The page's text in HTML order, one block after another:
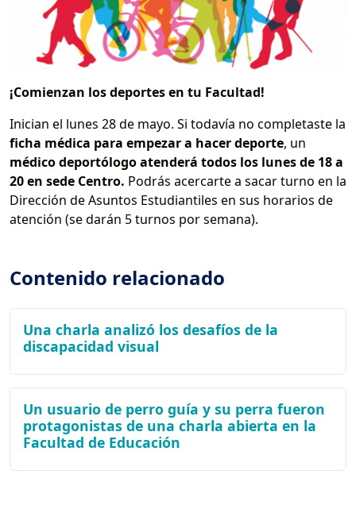
¡Comienzan los deportes en tu Facultad!
Inician el lunes 28 de mayo. Si todavía no completaste la
ficha médica para empezar a hacer deporte, un
médico deportólogo atenderá todos los lunes de 18 a
20 en sede Centro. Podrás acercarte a sacar turno en la
Dirección de Asuntos Estudiantiles en sus horarios de
atención (se darán 5 turnos por semana).
Contenido relacionado
Una charla analizó los desafíos de la
discapacidad visual
Un usuario de perro guía y su perra fueron
protagonistas de una charla abierta en la
Facultad de Educación